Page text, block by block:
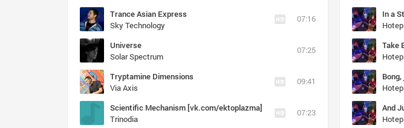
Trance Asian Express
Sky Technology
07:16
Universe
Solar Spectrum
07:25
Tryptamine Dimensions
Via Axis
09:41
Scientific Mechanism [vk.com/ektoplazma]
Trinodia
07:23
In a
Hotep
Hotep
Hotep
And
Hotep